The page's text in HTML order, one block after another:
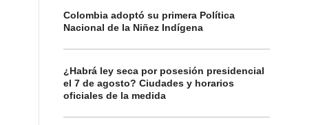
Colombia adoptó su primera Política
Nacional de la Niñez Indígena
¿Habrá ley seca por posesión presidencial
el 7 de agosto? Ciudades y horarios
oficiales de la medida